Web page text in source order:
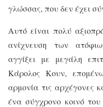
γλώσσας, που δεν έχει
Αυτό είναι πολύ
ανίχνευση των
αγγίξει με μεγάλη
Κάρολος Κουν,
αρμονία τις αρχέγονες
ένα σύγχρονο κοινό